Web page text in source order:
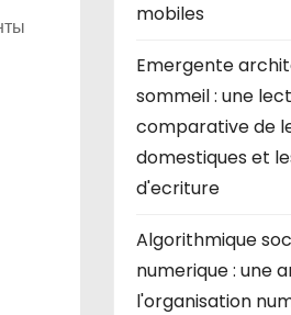
mobiles
Emergente
sommeil : une
comparative de
domestiques et
d'ecriture
Algorithmique
numerique : une
l'organisation